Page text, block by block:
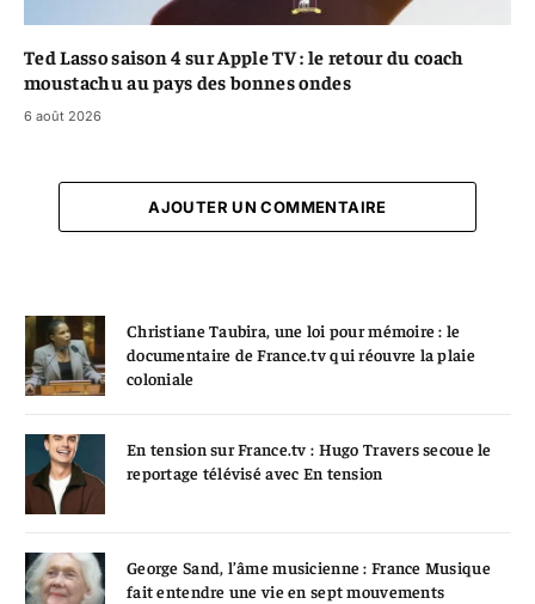
Ted Lasso saison 4 sur Apple TV : le retour du coach
moustachu au pays des bonnes ondes
6 août 2026
AJOUTER UN COMMENTAIRE
Christiane Taubira, une loi pour mémoire : le
documentaire de France.tv qui réouvre la plaie
coloniale
En tension sur France.tv : Hugo Travers secoue le
reportage télévisé avec En tension
George Sand, l’âme musicienne : France Musique
fait entendre une vie en sept mouvements